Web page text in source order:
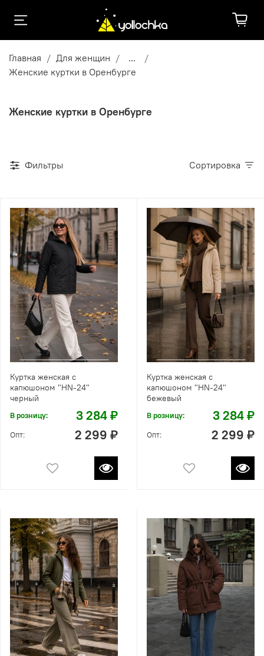
Главная Для женщин
...
Женские куртки в Оренбурге
Женские куртки в Оренбурге
Фильтры Сортировка
Куртка женская с
капюшоном "HN-24"
черный
В розницу: 3 284 ₽
Опт: 2 299 ₽
Куртка женская с
капюшоном "HN-24"
бежевый
В розницу: 3 284 ₽
Опт: 2 299 ₽